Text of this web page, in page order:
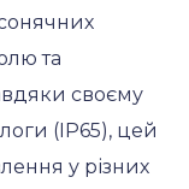
та
своєму
(IP65), цей
у різних